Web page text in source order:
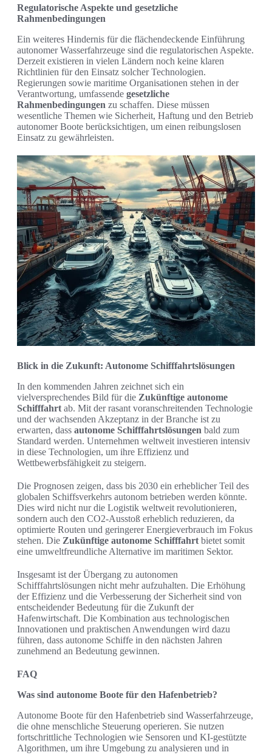
Regulatorische Aspekte und gesetzliche
Rahmenbedingungen
Ein weiteres Hindernis für die flächendeckende Einführung
autonomer Wasserfahrzeuge sind die regulatorischen Aspekte.
Derzeit existieren in vielen Ländern noch keine klaren
Richtlinien für den Einsatz solcher Technologien.
Regierungen sowie maritime Organisationen stehen in der
Verantwortung, umfassende gesetzliche
Rahmenbedingungen zu schaffen. Diese müssen
wesentliche Themen wie Sicherheit, Haftung und den Betrieb
autonomer Boote berücksichtigen, um einen reibungslosen
Einsatz zu gewährleisten.
Blick in die Zukunft: Autonome Schifffahrtslösungen
In den kommenden Jahren zeichnet sich ein
vielversprechendes Bild für die Zukünftige autonome
Schifffahrt ab. Mit der rasant voranschreitenden Technologie
und der wachsenden Akzeptanz in der Branche ist zu
erwarten, dass autonome Schifffahrtslösungen bald zum
Standard werden. Unternehmen weltweit investieren intensiv
in diese Technologien, um ihre Effizienz und
Wettbewerbsfähigkeit zu steigern.
Die Prognosen zeigen, dass bis 2030 ein erheblicher Teil des
globalen Schiffsverkehrs autonom betrieben werden könnte.
Dies wird nicht nur die Logistik weltweit revolutionieren,
sondern auch den CO2-Ausstoß erheblich reduzieren, da
optimierte Routen und geringerer Energieverbrauch im Fokus
stehen. Die Zukünftige autonome Schifffahrt bietet somit
eine umweltfreundliche Alternative im maritimen Sektor.
Insgesamt ist der Übergang zu autonomen
Schifffahrtslösungen nicht mehr aufzuhalten. Die Erhöhung
der Effizienz und die Verbesserung der Sicherheit sind von
entscheidender Bedeutung für die Zukunft der
Hafenwirtschaft. Die Kombination aus technologischen
Innovationen und praktischen Anwendungen wird dazu
führen, dass autonome Schiffe in den nächsten Jahren
zunehmend an Bedeutung gewinnen.
FAQ
Was sind autonome Boote für den Hafenbetrieb?
Autonome Boote für den Hafenbetrieb sind Wasserfahrzeuge,
die ohne menschliche Steuerung operieren. Sie nutzen
fortschrittliche Technologien wie Sensoren und KI-gestützte
Algorithmen, um ihre Umgebung zu analysieren und in